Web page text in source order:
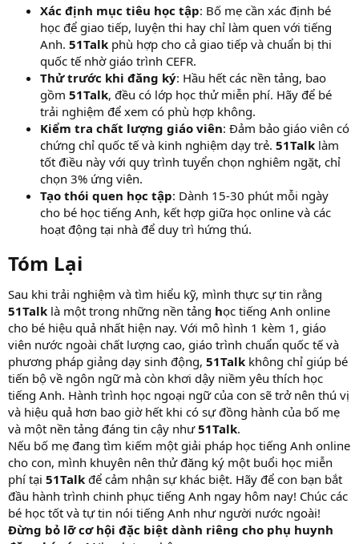
Xác định mục tiêu học tập: Bố mẹ cần xác định bé
học để giao tiếp, luyện thi hay chỉ làm quen với tiếng
Anh. 51Talk phù hợp cho cả giao tiếp và chuẩn bị thi
quốc tế nhờ giáo trình CEFR.
Thử trước khi đăng ký: Hầu hết các nền tảng, bao
gồm 51Talk, đều có lớp học thử miễn phí. Hãy để bé
trải nghiệm để xem có phù hợp không.
Kiểm tra chất lượng giáo viên: Đảm bảo giáo viên có
chứng chỉ quốc tế và kinh nghiệm dạy trẻ. 51Talk làm
tốt điều này với quy trình tuyển chọn nghiêm ngặt, chỉ
chọn 3% ứng viên.
Tạo thói quen học tập: Dành 15-30 phút mỗi ngày
cho bé học tiếng Anh, kết hợp giữa học online và các
hoạt động tại nhà để duy trì hứng thú.
Tóm Lại​
Sau khi trải nghiệm và tìm hiểu kỹ, mình thực sự tin rằng
51Talk là một trong những nền tảng học tiếng Anh online
cho bé hiệu quả nhất hiện nay. Với mô hình 1 kèm 1, giáo
viên nước ngoài chất lượng cao, giáo trình chuẩn quốc tế và
phương pháp giảng dạy sinh động, 51Talk không chỉ giúp bé
tiến bộ về ngôn ngữ mà còn khơi dậy niềm yêu thích học
tiếng Anh. Hành trình học ngoại ngữ của con sẽ trở nên thú vị
và hiệu quả hơn bao giờ hết khi có sự đồng hành của bố mẹ
và một nền tảng đáng tin cậy như51Talk.
Nếu bố mẹ đang tìm kiếm một giải pháp học tiếng Anh online
cho con, mình khuyên nên thử đăng ký một buổi học miễn
phí tại 51Talk để cảm nhận sự khác biệt. Hãy để con bạn bắt
đầu hành trình chinh phục tiếng Anh ngay hôm nay! Chúc các
bé học tốt và tự tin nói tiếng Anh như người nước ngoài!
Đừng bỏ lỡ cơ hội đặc biệt dành riêng cho phụ huynh